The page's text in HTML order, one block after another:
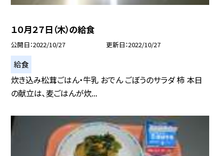
１０月２７日（木）の給食
公開日 2022/10/27 更新日 2022/10/27
給食
炊き込み松茸ごはん・牛乳 おでん ごぼうのサラダ 柿 本日
の献立は、麦ごはんが炊...